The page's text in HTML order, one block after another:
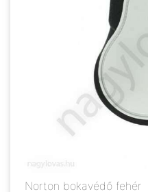
Norton bokavédő fehér